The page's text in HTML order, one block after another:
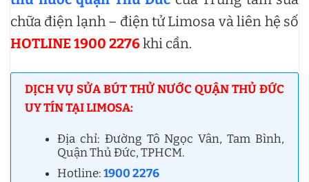
chữa điện lạnh – điện tử Limosa và liên hệ số
HOTLINE 1900 2276khi cần.
DỊCH VỤ SỬA BÚT THỬ NƯỚC QUẬN THỦ ĐỨC
UY TÍN TẠI LIMOSA:
Địa chỉ: Đường Tô Ngọc Vân, Tam Bình,
Quận Thủ Đức, TPHCM.
Hotline:1900 2276